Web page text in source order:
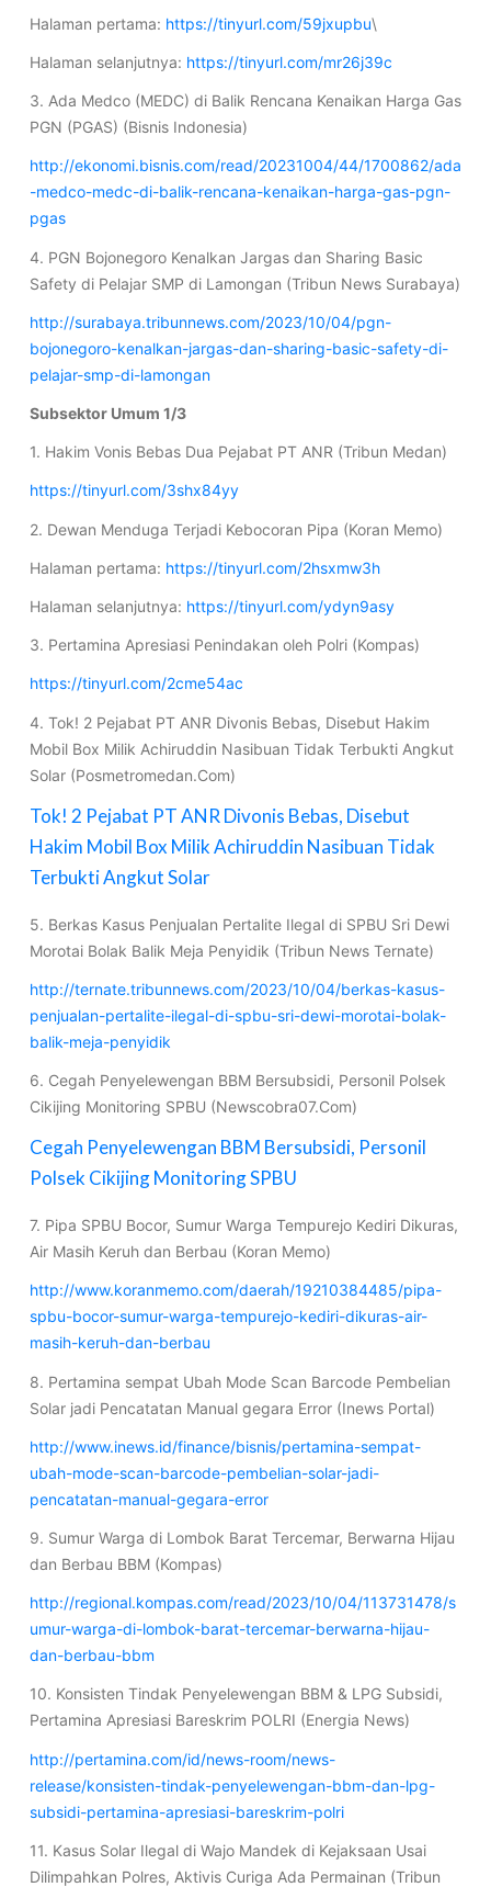
Halaman pertama: https://tinyurl.com/59jxupbu\
Halaman selanjutnya: https://tinyurl.com/mr26j39c
3. Ada Medco (MEDC) di Balik Rencana Kenaikan Harga Gas
PGN (PGAS) (Bisnis Indonesia)
http://ekonomi.bisnis.com/read/20231004/44/1700862/ada
-medco-medc-di-balik-rencana-kenaikan-harga-gas-pgn-
pgas
4. PGN Bojonegoro Kenalkan Jargas dan Sharing Basic
Safety di Pelajar SMP di Lamongan (Tribun News Surabaya)
http://surabaya.tribunnews.com/2023/10/04/pgn-
bojonegoro-kenalkan-jargas-dan-sharing-basic-safety-di-
pelajar-smp-di-lamongan
Subsektor Umum 1/3
1. Hakim Vonis Bebas Dua Pejabat PT ANR (Tribun Medan)
https://tinyurl.com/3shx84yy
2. Dewan Menduga Terjadi Kebocoran Pipa (Koran Memo)
Halaman pertama: https://tinyurl.com/2hsxmw3h
Halaman selanjutnya: https://tinyurl.com/ydyn9asy
3. Pertamina Apresiasi Penindakan oleh Polri (Kompas)
https://tinyurl.com/2cme54ac
4. Tok! 2 Pejabat PT ANR Divonis Bebas, Disebut Hakim
Mobil Box Milik Achiruddin Nasibuan Tidak Terbukti Angkut
Solar (Posmetromedan.Com)
Tok! 2 Pejabat PT ANR Divonis Bebas, Disebut
Hakim Mobil Box Milik Achiruddin Nasibuan Tidak
Terbukti Angkut Solar
5. Berkas Kasus Penjualan Pertalite Ilegal di SPBU Sri Dewi
Morotai Bolak Balik Meja Penyidik (Tribun News Ternate)
http://ternate.tribunnews.com/2023/10/04/berkas-kasus-
penjualan-pertalite-ilegal-di-spbu-sri-dewi-morotai-bolak-
balik-meja-penyidik
6. Cegah Penyelewengan BBM Bersubsidi, Personil Polsek
Cikijing Monitoring SPBU (Newscobra07.Com)
Cegah Penyelewengan BBM Bersubsidi, Personil
Polsek Cikijing Monitoring SPBU
7. Pipa SPBU Bocor, Sumur Warga Tempurejo Kediri Dikuras,
Air Masih Keruh dan Berbau (Koran Memo)
http://www.koranmemo.com/daerah/19210384485/pipa-
spbu-bocor-sumur-warga-tempurejo-kediri-dikuras-air-
masih-keruh-dan-berbau
8. Pertamina sempat Ubah Mode Scan Barcode Pembelian
Solar jadi Pencatatan Manual gegara Error (Inews Portal)
http://www.inews.id/finance/bisnis/pertamina-sempat-
ubah-mode-scan-barcode-pembelian-solar-jadi-
pencatatan-manual-gegara-error
9. Sumur Warga di Lombok Barat Tercemar, Berwarna Hijau
dan Berbau BBM (Kompas)
http://regional.kompas.com/read/2023/10/04/113731478/s
umur-warga-di-lombok-barat-tercemar-berwarna-hijau-
dan-berbau-bbm
10. Konsisten Tindak Penyelewengan BBM & LPG Subsidi,
Pertamina Apresiasi Bareskrim POLRI (Energia News)
http://pertamina.com/id/news-room/news-
release/konsisten-tindak-penyelewengan-bbm-dan-lpg-
subsidi-pertamina-apresiasi-bareskrim-polri
11. Kasus Solar Ilegal di Wajo Mandek di Kejaksaan Usai
Dilimpahkan Polres, Aktivis Curiga Ada Permainan (Tribun